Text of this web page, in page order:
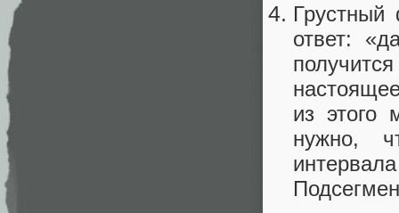
Грустный
ответ:
из этого
нужно,